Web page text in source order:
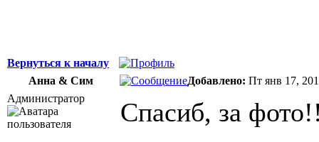
Вернуться к началу
Анна & Сим
Добавлено: Пт янв 17,
Администратор
Спасиб, за